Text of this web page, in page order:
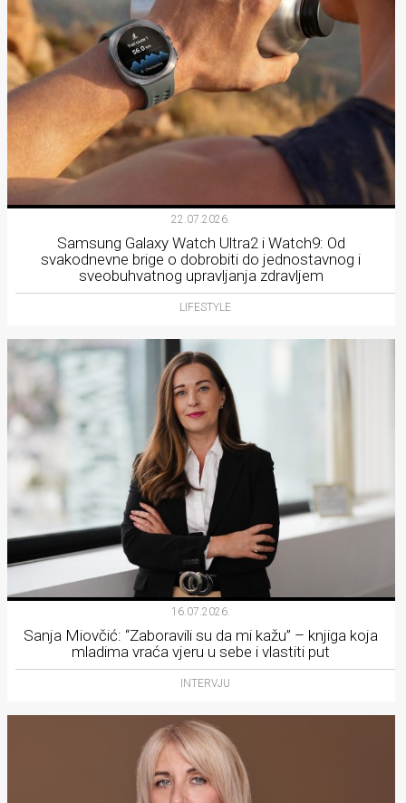
22.07.2026.
Samsung Galaxy Watch Ultra2 i Watch9: Od
svakodnevne brige o dobrobiti do jednostavnog i
sveobuhvatnog upravljanja zdravljem
LIFESTYLE
16.07.2026.
Sanja Miovčić: “Zaboravili su da mi kažu” – knjiga koja
mladima vraća vjeru u sebe i vlastiti put
INTERVJU